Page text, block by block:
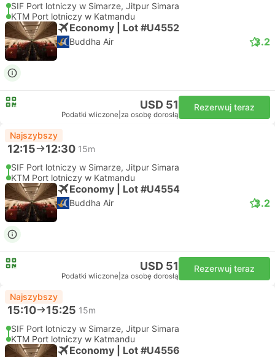
SIF Port lotniczy w Simarze, Jitpur Simara
KTM Port lotniczy w Katmandu
Economy | Lot #U4552
Buddha Air 3.2
USD 51
Podatki wliczone za osobę dorosłą
Rezerwuj teraz
Najszybszy
12:15 12:30 15m
SIF Port lotniczy w Simarze, Jitpur Simara
KTM Port lotniczy w Katmandu
Economy | Lot #U4554
Buddha Air 3.2
USD 51
Podatki wliczone za osobę dorosłą
Rezerwuj teraz
Najszybszy
15:10 15:25 15m
SIF Port lotniczy w Simarze, Jitpur Simara
KTM Port lotniczy w Katmandu
Economy | Lot #U4556